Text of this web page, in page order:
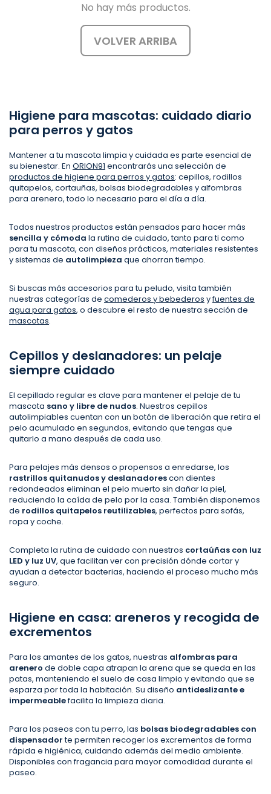
No hay más productos.
VOLVER ARRIBA
Higiene para mascotas: cuidado diario
para perros y gatos
Mantener a tu mascota limpia y cuidada es parte esencial de
su bienestar. En ORION91 encontrarás una selección de
productos de higiene para perros y gatos: cepillos, rodillos
quitapelos, cortauñas, bolsas biodegradables y alfombras
para arenero, todo lo necesario para el día a día.
Todos nuestros productos están pensados para hacer más
sencilla y cómoda la rutina de cuidado, tanto para ti como
para tu mascota, con diseños prácticos, materiales resistentes
y sistemas de autolimpieza que ahorran tiempo.
Si buscas más accesorios para tu peludo, visita también
nuestras categorías de comederos y bebederos yfuentes de
agua para gatos, o descubre el resto de nuestra sección de
mascotas.
Cepillos y deslanadores: un pelaje
siempre cuidado
El cepillado regular es clave para mantener el pelaje de tu
mascota sano y libre de nudos. Nuestros cepillos
autolimpiables cuentan con un botón de liberación que retira el
pelo acumulado en segundos, evitando que tengas que
quitarlo a mano después de cada uso.
Para pelajes más densos o propensos a enredarse, los
rastrillos quitanudos y deslanadorescon dientes
redondeados eliminan el pelo muerto sin dañar la piel,
reduciendo la caída de pelo por la casa. También disponemos
de rodillos quitapelos reutilizables, perfectos para sofás,
ropa y coche.
Completa la rutina de cuidado con nuestros cortaúñas con luz
LED y luz UV, que facilitan ver con precisión dónde cortar y
ayudan a detectar bacterias, haciendo el proceso mucho más
seguro.
Higiene en casa: areneros y recogida de
excrementos
Para los amantes de los gatos, nuestras alfombras para
arenero de doble capa atrapan la arena que se queda en las
patas, manteniendo el suelo de casa limpio y evitando que se
esparza por toda la habitación. Su diseño antideslizante e
impermeablefacilita la limpieza diaria.
Para los paseos con tu perro, las bolsas biodegradables con
dispensadorte permiten recoger los excrementos de forma
rápida e higiénica, cuidando además del medio ambiente.
Disponibles con fragancia para mayor comodidad durante el
paseo.